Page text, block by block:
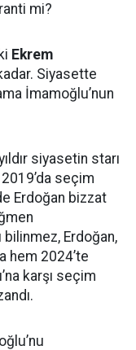
mi?
Ekrem
kadar. Siyasette
İmamoğlu’nun
siyasetin starı
2019’da seçim
Erdoğan bizzat
Erdoğan,
hem 2024’te
karşı seçim